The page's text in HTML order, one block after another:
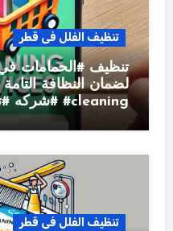
تنظيف الفلل فى قطر
تنظيف #الحمامات
#cleaning #شركه #تنظيف
تنظيف الفلل فى قطر